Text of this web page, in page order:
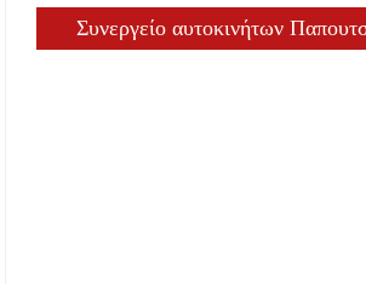
Συνεργείο αυτοκινήτων